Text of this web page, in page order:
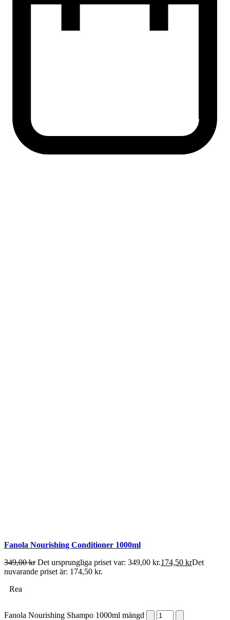
Fanola Nourishing Conditioner 1000ml
349,00kr Det ursprungliga priset var: 349,00 kr.174,50 krDet
nuvarande priset är: 174,50 kr.
Rea
Fanola Nourishing Shampo 1000ml mängd